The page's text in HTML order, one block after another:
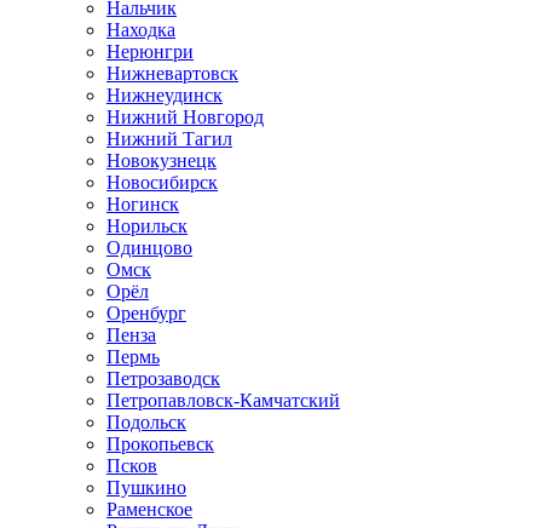
Нальчик
Находка
Нерюнгри
Нижневартовск
Нижнеудинск
Нижний Новгород
Нижний Тагил
Новокузнецк
Новосибирск
Ногинск
Норильск
Одинцово
Омск
Орёл
Оренбург
Пенза
Пермь
Петрозаводск
Петропавловск-Камчатский
Подольск
Прокопьевск
Псков
Пушкино
Раменское